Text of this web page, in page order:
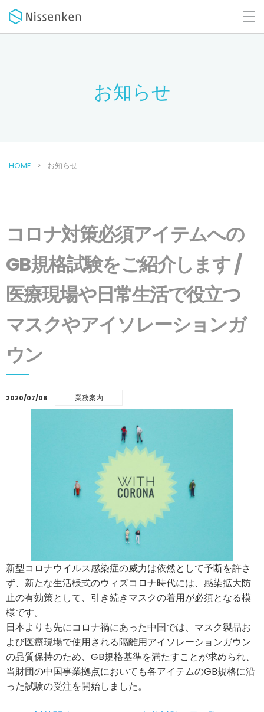
お知らせ
HOME お知らせ
コロナ対策必須アイテムへの
GB規格試験をご紹介します /
医療現場や日常生活で役立つ
マスクやアイソレーションガ
ウン
2020/07/06 業務案内
新型コロナウイルス感染症の威力は依然として予断を許さ
ず、新たな生活様式のウィズコロナ時代には、感染拡大防
止の有効策として、引き続きマスクの着用が必須となる模
様です。
日本よりも先にコロナ禍にあった中国では、マスク製品お
よび医療現場で使用される隔離用アイソレーションガウン
の品質保持のため、GB規格基準を満たすことが求められ、
当財団の中国事業拠点においても各アイテムのGB規格に沿
った試験の受注を開始しました。